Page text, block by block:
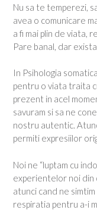
Nu sa te temperezi,
avea o comunicare
a fi mai plin de viata,
Pare banal, dar
In Psihologia
pentru o viata traita
prezent in acel
savuram si sa ne
nostru autentic.
permiti expresiilor
Noi ne “luptam cu
experientelor noi din
atunci cand ne
respiratia pentru a-i